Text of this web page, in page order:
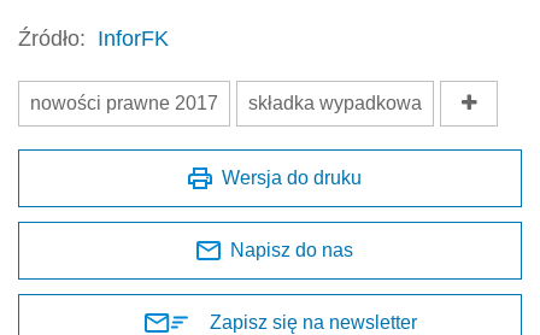
Źródło: InforFK
nowości prawne 2017 składka wypadkowa
Wersja do druku
Napisz do nas
Zapisz się na newsletter